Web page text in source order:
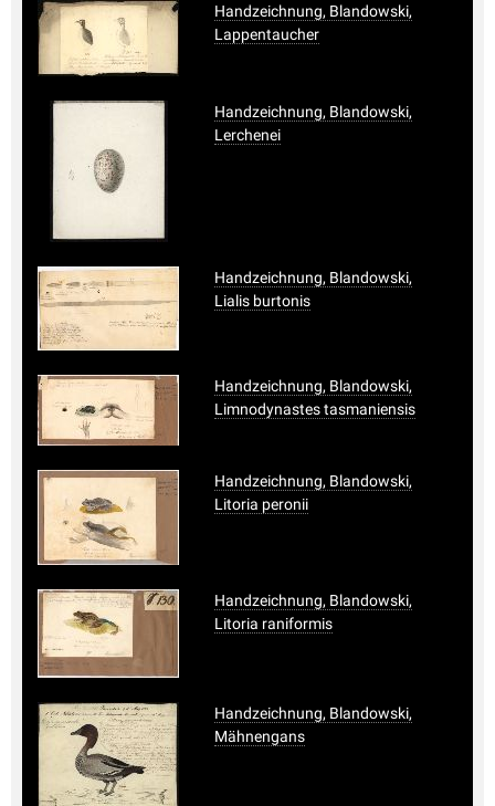
Handzeichnung, Blandowski,
Lappentaucher
Handzeichnung, Blandowski,
Lerchenei
Handzeichnung, Blandowski,
Lialis burtonis
Handzeichnung, Blandowski,
Limnodynastes tasmaniensis
Handzeichnung, Blandowski,
Litoria peronii
Handzeichnung, Blandowski,
Litoria raniformis
Handzeichnung, Blandowski,
Mähnengans